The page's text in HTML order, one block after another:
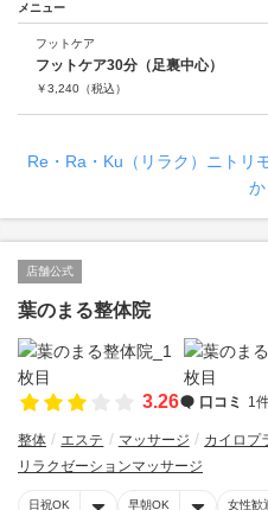
メニュー
フットケア
フットケア30分（足裏中心）
￥3,240 （税込）
Re・Ra・Ku（リラク）ニトリ
か
店舗公式
葉のまる整体院
3.26 口コミ 1
整体 エステ マッサージ
カイロプ
リラクゼーションマッサージ
日祝OK 早朝OK 女性歓